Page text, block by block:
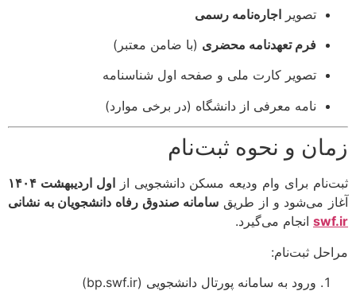
تصویراجاره‌نامه رسمی
فرم تعهدنامه محضری(با ضامن معتبر)
تصویر کارت ملی و صفحه اول شناسنامه
نامه معرفی از دانشگاه (در برخی موارد)
و نحوه ثبت‌نام
برای وام ودیعه مسکن دانشجویی از اول اردیبهشت ۱۴۰۴
می‌شود و از طریقسامانه صندوق رفاه دانشجویان به نشانی
انجام می‌گیرد.
ثبت‌نام:
ورود به سامانه پورتال دانشجویی (bp.swf.ir
)